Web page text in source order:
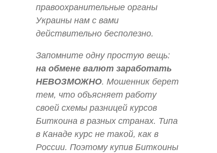
правоохранительные органы
Украины нам с вами
действительно бесполезно.
Запомните одну простую вещь:
на обмене валют заработать
НЕВОЗМОЖНО. Мошенник берет
тем, что объясняет работу
своей схемы разницей курсов
Биткоина в разных странах. Типа
в Канаде курс не такой, как в
России. Поэтому купив Биткоины